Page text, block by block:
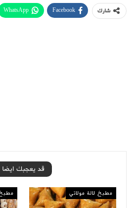
شارك Facebook
WhatsApp
قد يعجبك ايضا
مطبخ لالة مولاتي مطبخ